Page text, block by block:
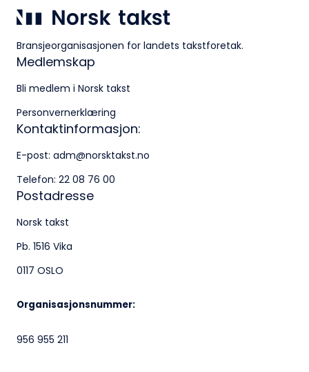
Bransjeorganisasjonen for landets takstforetak.
Medlemskap
Bli medlem i Norsk takst
Personvernerklæring
Kontaktinformasjon:
E-post: adm@norsktakst.no
Telefon: 22 08 76 00
Postadresse
Norsk takst
Pb. 1516 Vika
0117 OSLO
Organisasjonsnummer:
956 955 211